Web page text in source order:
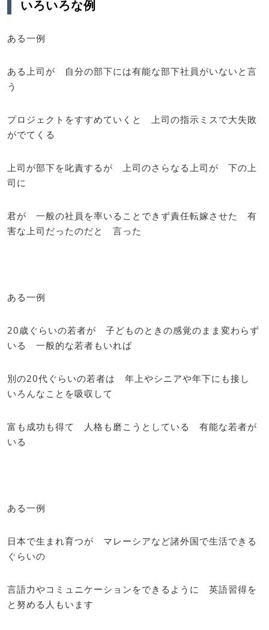
いろいろな例
ある一例
ある上司が 自分の部下には有能な部下社員がいないと言
う
プロジェクトをすすめていくと 上司の指示ミスで大失敗
がでてくる
上司が部下を叱責するが 上司のさらなる上司が 下の上
司に
君が 一般の社員を率いることできず責任転嫁させた 有
害な上司だったのだと 言った
ある一例
20歳ぐらいの若者が 子どものときの感覚のまま変わらず
いる 一般的な若者もいれば
別の20代ぐらいの若者は 年上やシニアや年下にも接し
いろんなことを吸収して
富も成功も得て 人格も磨こうとしている 有能な若者が
いる
ある一例
日本で生まれ育つが マレーシアなど諸外国で生活できる
ぐらいの
言語力やコミュニケーションをできるように 英語習得を
と努める人もいます